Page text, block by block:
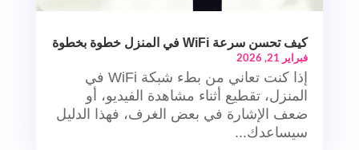
كيف تحسن سرعة WiFi في المنزل خطوة بخطوة
فبراير 21, 2026
إذا كنت تعاني من بطء شبكة WiFi في
المنزل، تقطيع أثناء مشاهدة الفيديو، أو
ضعف الإشارة في بعض الغرف، فهذا الدليل
سيساعدك...